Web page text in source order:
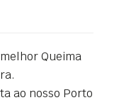
Queima
ao nosso Porto